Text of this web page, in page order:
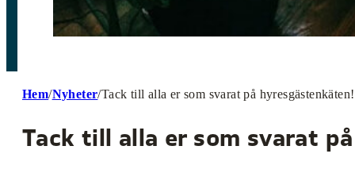
Hem/Nyheter/Tack till alla er som svarat på hyresgästenkäten!
Tack till alla er som svarat